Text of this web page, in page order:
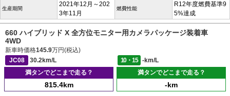
生産期間
2021年12月～202
3年11月
燃費性能
R12年度燃費基準9
5%達成
660 ハイブリッド X 全方位モニター用カメラパッケージ装着車
4WD
新車時価格145.9万円(税込)
JC08
30.2km/L 10・15
-km/L
満タンでどこまで走る？
815.4km
満タンでどこまで走る？
-km